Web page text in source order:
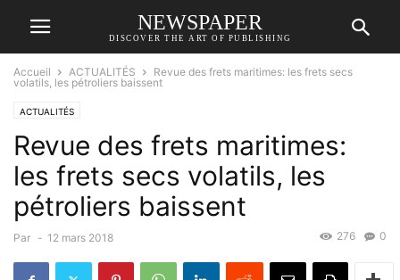
NEWSPAPER
DISCOVER THE ART OF PUBLISHING
Accueil ACTUALITÉS
Revue des frets maritimes: les frets secs
volatils, les pétroliers baissent
ACTUALITÉS
Revue des frets maritimes:
les frets secs volatils, les
pétroliers baissent
Par - 12 mars 2018 0
276